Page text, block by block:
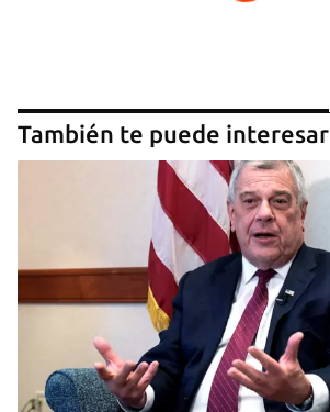
También te puede interesar